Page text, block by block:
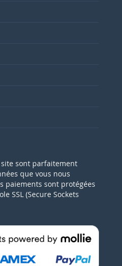
sont parfaitement
que vous nous
paiements sont protégées
SSL (Secure Sockets